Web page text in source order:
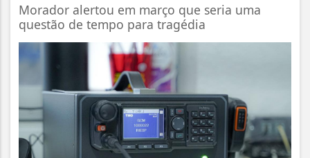
Morador alertou em março que seria uma
questão de tempo para tragédia